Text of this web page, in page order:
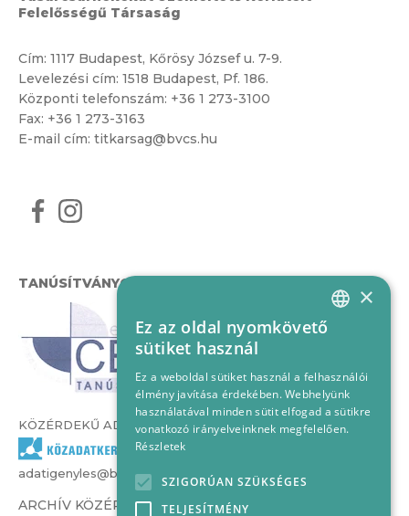
Felelősségű Társaság
Cím: 1117 Budapest, Kőrösy József u. 7-9.
Levelezési cím: 1518 Budapest, Pf. 186.
Központi telefonszám: +36 1 273-3100
Fax: +36 1 273-3163
E-mail cím: titkarsag@bvcs.hu
TANÚSÍTVÁNYOK
KÖZÉRDEKŰ ADATOK
adatigenyles@bvcs.hu
ARCHÍV KÖZÉRDEKŰ ADATOK –
HUNGARIAN
×
Ez az oldal nyomkövető
sütiket használ
Ez a weboldal sütiket használ a felhasználói
élmény javítása érdekében. Webhelyünk
használatával minden sütit elfogad a sütikre
vonatkozó irányelveinknek megfelelően.
Részletek
SZIGORÚAN SZÜKSÉGES
TELJESÍTMÉNY